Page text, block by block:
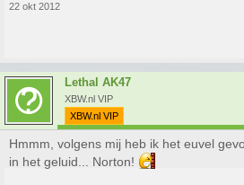
22 okt 2012
Lethal AK47
XBW.nl VIP
XBW.nl VIP
Hmmm, volgens mij heb ik het euvel
in het geluid... Norton!